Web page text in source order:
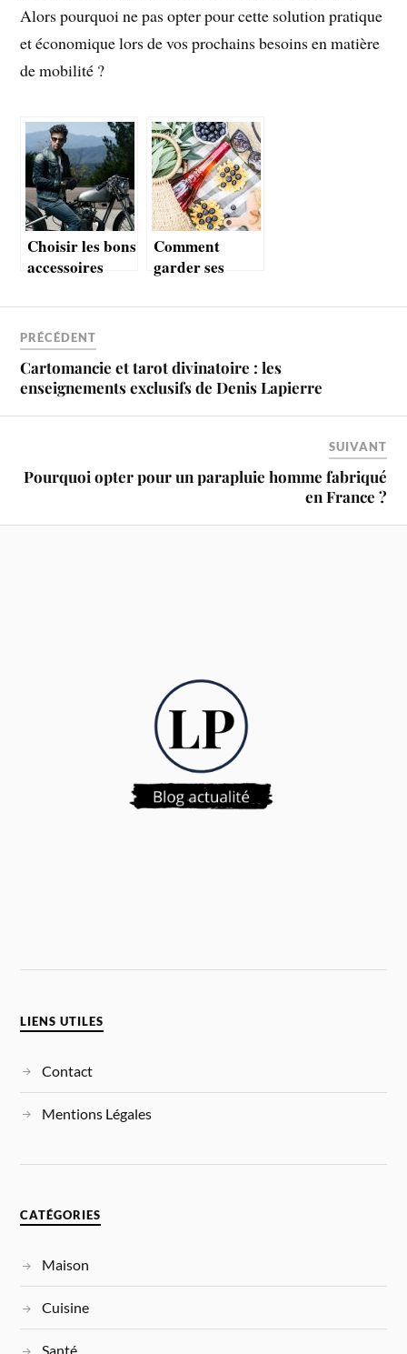
Alors pourquoi ne pas opter pour cette solution pratique
et économique lors de vos prochains besoins en matière
de mobilité ?
Choisir les bons
accessoires
protéger tout
en embellissant
sa moto
Comment
garder ses
frais pendant
PRÉCÉDENT
Cartomancie et tarot divinatoire : les
enseignements exclusifs de Denis Lapierre
SUIVANT
Pourquoi opter pour un parapluie homme fabriqué
en France ?
LIENS UTILES
Contact
Mentions Légales
CATÉGORIES
Maison
Cuisine
Santé